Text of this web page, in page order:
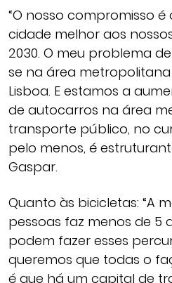
“O nosso compromisso
cidade melhor aos
2030. O meu problema
se na área
Lisboa. E estamos a
de autocarros na área
transporte público, no
pelo menos, é
Gaspar.
Quanto às bicicletas: “A
pessoas faz menos de 5
podem fazer esses
queremos que todas o
é que há um capital de